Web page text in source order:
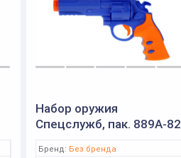
Набор оружия
Спецслужб, пак. 889A-82
Бренд: Без бренда